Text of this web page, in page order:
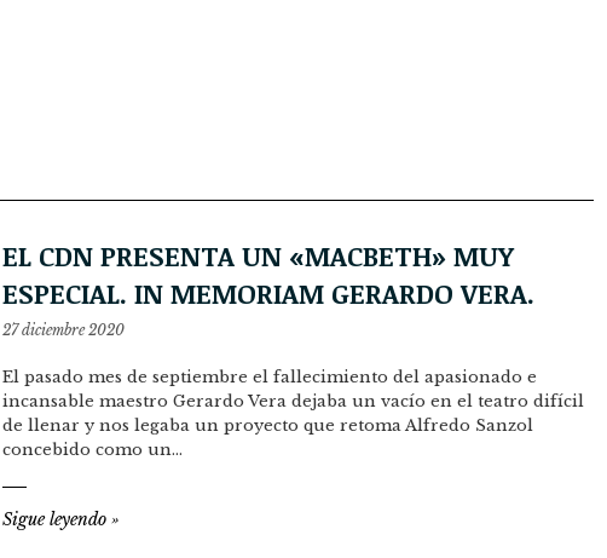
EL CDN PRESENTA UN «MACBETH» MUY
ESPECIAL. IN MEMORIAM GERARDO VERA.
27 diciembre 2020
El pasado mes de septiembre el fallecimiento del apasionado e
incansable maestro Gerardo Vera dejaba un vacío en el teatro difícil
de llenar y nos legaba un proyecto que retoma Alfredo Sanzol
concebido como un…
Sigue leyendo »